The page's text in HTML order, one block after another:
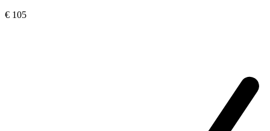
€ 105